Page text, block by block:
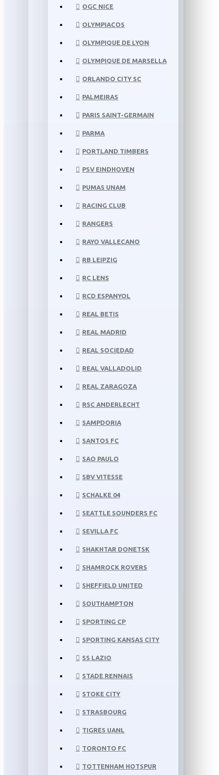
OGC NICE
OLYMPIACOS
OLYMPIQUE DE LYON
OLYMPIQUE DE MARSELLA
ORLANDO CITY SC
PALMEIRAS
PARIS SAINT-GERMAIN
PARMA
PORTLAND TIMBERS
PSV EINDHOVEN
PUMAS UNAM
RACING CLUB
RANGERS
RAYO VALLECANO
RB LEIPZIG
RC LENS
RCD ESPANYOL
REAL BETIS
REAL MADRID
REAL SOCIEDAD
REAL VALLADOLID
REAL ZARAGOZA
RSC ANDERLECHT
SAMPDORIA
SANTOS FC
SAO PAULO
SBV VITESSE
SCHALKE 04
SEATTLE SOUNDERS FC
SEVILLA FC
SHAKHTAR DONETSK
SHAMROCK ROVERS
SHEFFIELD UNITED
SOUTHAMPTON
SPORTING CP
SPORTING KANSAS CITY
SS LAZIO
STADE RENNAIS
STOKE CITY
STRASBOURG
TIGRES UANL
TORONTO FC
TOTTENHAM HOTSPUR